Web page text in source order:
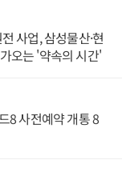
사업, 삼성물산·현
오는 '약속의 시간'
8 사전예약 개통 8